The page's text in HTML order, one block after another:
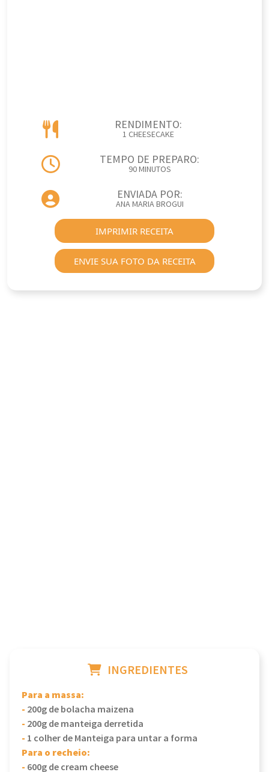
RENDIMENTO:
1 CHEESECAKE
TEMPO DE PREPARO:
90 MINUTOS
ENVIADA POR:
ANA MARIA BROGUI
IMPRIMIR RECEITA
ENVIE SUA FOTO DA RECEITA
INGREDIENTES
Para a massa:
- 200g de bolacha maizena
- 200g de manteiga derretida
- 1 colher de Manteiga para untar a forma
Para o recheio:
- 600g de cream cheese